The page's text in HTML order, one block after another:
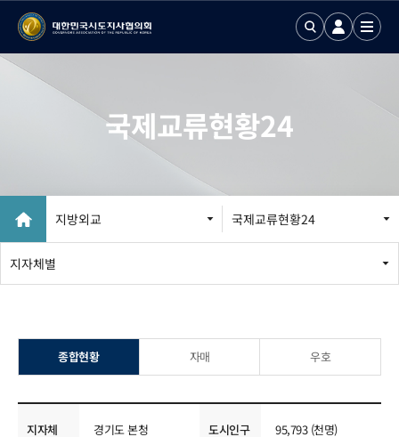
지방외교 추진
국제업무24
국제기구회의
국제교류현황
국제교류현황24
지방외교 국제교류현황24
지자체별
종합현황 자매 우호
지자체 경기도 본청 도시인구 95,793 (천명)